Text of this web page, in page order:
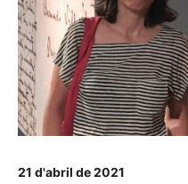
21 d'abril de 2021